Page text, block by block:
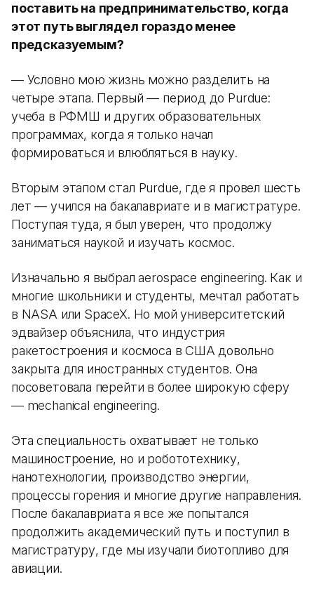
поставить на предпринимательство, когда
этот путь выглядел гораздо менее
предсказуемым?
— Условно мою жизнь можно разделить на
четыре этапа. Первый — период до Purdue:
учеба в РФМШ и других образовательных
программах, когда я только начал
формироваться и влюбляться в науку.
Вторым этапом стал Purdue, где я провел шесть
лет — учился на бакалавриате и в магистратуре.
Поступая туда, я был уверен, что продолжу
заниматься наукой и изучать космос.
Изначально я выбрал aerospace engineering. Как и
многие школьники и студенты, мечтал работать
в NASA или SpaceX. Но мой университетский
эдвайзер объяснила, что индустрия
ракетостроения и космоса в США довольно
закрыта для иностранных студентов. Она
посоветовала перейти в более широкую сферу
— mechanical engineering.
Эта специальность охватывает не только
машиностроение, но и робототехнику,
нанотехнологии, производство энергии,
процессы горения и многие другие направления.
После бакалавриата я все же попытался
продолжить академический путь и поступил в
магистратуру, где мы изучали биотопливо для
авиации.